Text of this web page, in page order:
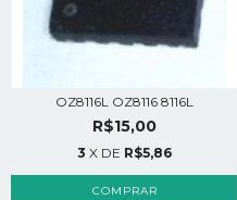
OZ8116L OZ8116 8116L
R$15,00
3 X DE R$5,86